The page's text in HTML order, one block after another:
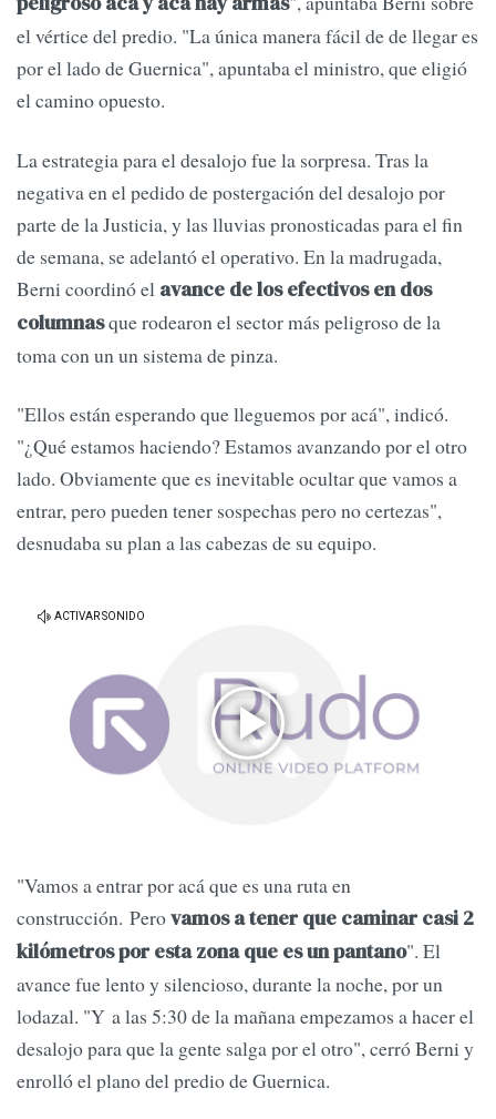
el vértice del predio. "La única manera fácil de de llegar es
por el lado de Guernica", apuntaba el ministro, que eligió
el camino opuesto.
La estrategia para el desalojo fue la sorpresa. Tras la
negativa en el pedido de postergación del desalojo por
parte de la Justicia, y las lluvias pronosticadas para el fin
de semana, se adelantó el operativo. En la madrugada,
Berni coordinó el avance de los efectivos en dos
columnasque rodearon el sector más peligroso de la
toma con un un sistema de pinza.
"Ellos están esperando que lleguemos por acá", indicó.
"¿Qué estamos haciendo? Estamos avanzando por el otro
lado. Obviamente que es inevitable ocultar que vamos a
entrar, pero pueden tener sospechas pero no certezas",
desnudaba su plan a las cabezas de su equipo.
"Vamos a entrar por acá que es una ruta en
construcción. Perovamos a tener que caminar casi 2
kilómetros por esta zona que es un pantano". El
avance fue lento y silencioso, durante la noche, por un
lodazal. "Y a las 5:30 de la mañana empezamos a hacer el
desalojo para que la gente salga por el otro", cerró Berni y
enrolló el plano del predio de Guernica.